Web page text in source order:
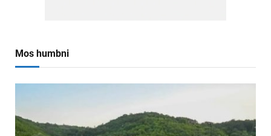
Mos humbni